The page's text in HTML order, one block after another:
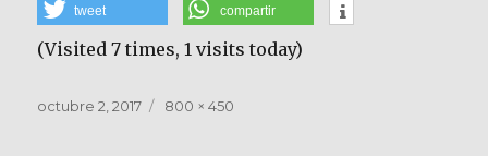
tweet compartir
(Visited 7 times, 1 visits today)
Publicado
octubre 2, 2017
Tamaño
800 × 450